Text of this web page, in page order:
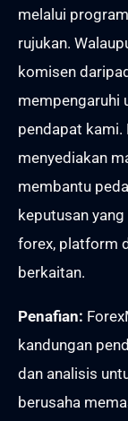
melalui
rujukan.
komisen
mempengaruhi
pendapat
menyediakan
membantu
keputusan
forex, platform
berkaitan.
Penafian:
kandungan
dan analisis
berusaha